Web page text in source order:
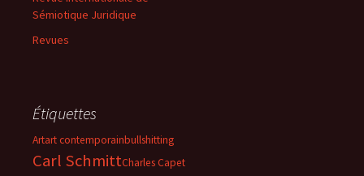
Sémiotique Juridique
Revues
Étiquettes
Artart contemporainbullshitting
Carl SchmittCharles Capet